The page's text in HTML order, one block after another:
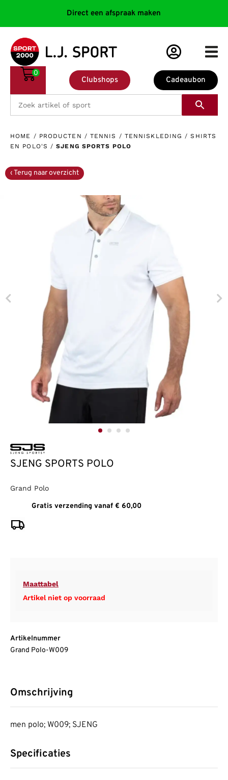
Direct een afspraak maken
Cadeaubon
Clubshops
0
HOME / PRODUCTEN / TENNIS / TENNISKLEDING /SHIRTS
EN POLO'S /SJENG SPORTS POLO
SJENG SPORTS POLO
Grand Polo
Gratis verzending vanaf € 60,00
Maattabel
Artikel niet op voorraad
Artikelnummer
Grand Polo-W009
Omschrijving
men polo; W009; SJENG
Specificaties